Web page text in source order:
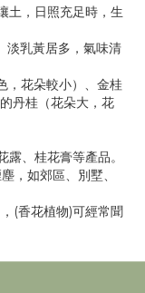
日照充足時，生
黃居多，氣味清
朵較小）、金桂
丹桂（花朵大，花
桂花膏等產品。
如郊區、別墅、
花植物)可經常聞